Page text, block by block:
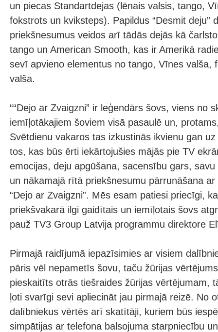
un piecas Standartdejas (lēnais valsis, tango,
fokstrots un kviksteps). Papildus “Desmit deju”
priekšnesumus veidos arī tādās dejās kā
tango un American Smooth, kas ir Amerikā
sevī apvieno elementus no tango, Vīnes valša,
valša.
““Dejo ar Zvaigzni” ir leģendārs šovs, viens no
iemīļotākajiem šoviem visā pasaulē un,
Svētdienu vakaros tas izkustinās ikvienu gan
tos, kas būs ērti iekārtojušies mājās pie TV
emocijas, deju apgūšana, sacensību gars,
un nākamajā rītā priekšnesumu pārrunāšana
“Dejo ar Zvaigzni”. Mēs esam patiesi priecīgi,
priekšvakarā ilgi gaidītais un iemīļotais šovs
pauž TV3 Group Latvija programmu direktore
Pirmajā raidījumā iepazīsimies ar visiem
pāris vēl nepametīs šovu, taču žūrijas
pieskaitīts otrās tiešraides žūrijas vērtējumam,
ļoti svarīgi sevi apliecināt jau pirmajā reizē. No
dalībniekus vērtēs arī skatītāji, kuriem būs
simpātijas ar telefona balsojuma starpniecību